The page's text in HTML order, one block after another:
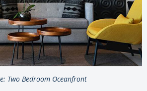
Two Bedroom Oceanfront